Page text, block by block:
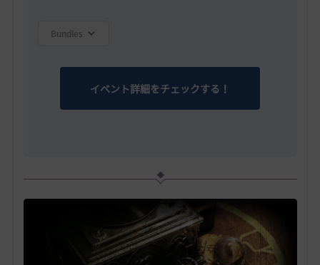
Bundles
イベント詳細をチェックする！